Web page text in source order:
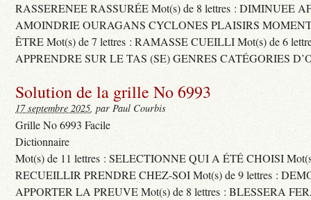
RASSERENEE RASSURÉE Mot(s) de 8 lettres : DIMINUEE
AMOINDRIE OURAGANS CYCLONES PLAISIRS
ÊTRE Mot(s) de 7 lettres : RAMASSE CUEILLI Mot(s) de 6
APPRENDRE SUR LE TAS (SE) GENRES CATÉGORIES
Solution de la grille No 6993
17 septembre 2025, par Paul Courbis
Grille No 6993 Facile
Dictionnaire
Mot(s) de 11 lettres : SELECTIONNE QUI A ÉTÉ CHOISI
RECUEILLIR PRENDRE CHEZ-SOI Mot(s) de 9 lettres :
APPORTER LA PREUVE Mot(s) de 8 lettres : BLESSERA